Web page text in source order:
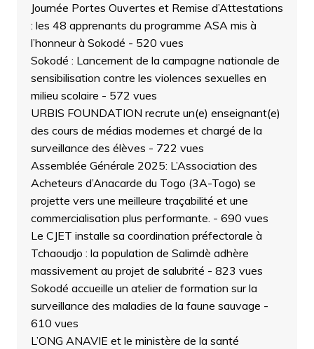
Journée Portes Ouvertes et Remise d’Attestations
: les 48 apprenants du programme ASA mis à
l’honneur à Sokodé - 520 vues
Sokodé : Lancement de la campagne nationale de
sensibilisation contre les violences sexuelles en
milieu scolaire - 572 vues
URBIS FOUNDATION recrute un(e) enseignant(e)
des cours de médias modernes et chargé de la
surveillance des élèves - 722 vues
Assemblée Générale 2025: L’Association des
Acheteurs d’Anacarde du Togo (3A-Togo) se
projette vers une meilleure traçabilité et une
commercialisation plus performante. - 690 vues
Le CJET installe sa coordination préfectorale à
Tchaoudjo : la population de Salimdè adhère
massivement au projet de salubrité - 823 vues
Sokodé accueille un atelier de formation sur la
surveillance des maladies de la faune sauvage -
610 vues
L’ONG ANAVIE et le ministère de la santé